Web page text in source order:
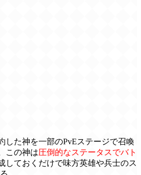
した神を一部のPvEステージで召喚
この神は圧倒的なステータスでバト
しておくだけで味方英雄や兵士のス